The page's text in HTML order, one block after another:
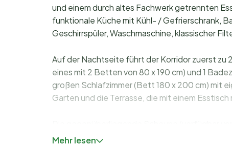
und einem durch altes Fachwerk getrennten
funktionale Küche mit Kühl- / Gefrierschrank,
Geschirrspüler, Waschmaschine, klassischer
Auf der Nachtseite führt der Korridor zuerst zu
eines mit 2 Betten von 80 x 190 cm) und 1
großen Schlafzimmer (Bett 180 x 200 cm) mit
Garten und die Terrasse, die mit einem
Wohnzimmer im Erdgeschoss und ein
Mehr lesen